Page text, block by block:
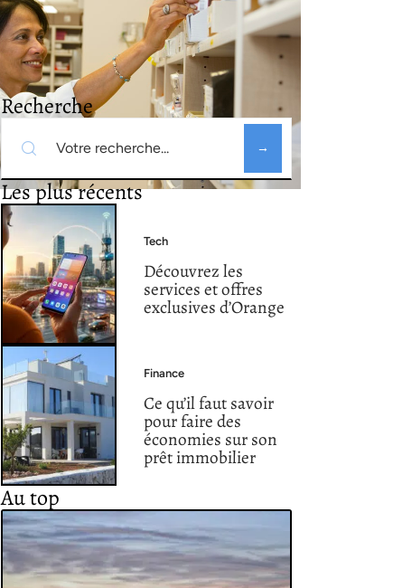
Recherche
Les plus récents
Tech
Découvrez les
services et offres
exclusives d’Orange
Finance
Ce qu’il faut savoir
pour faire des
économies sur son
prêt immobilier
Au top